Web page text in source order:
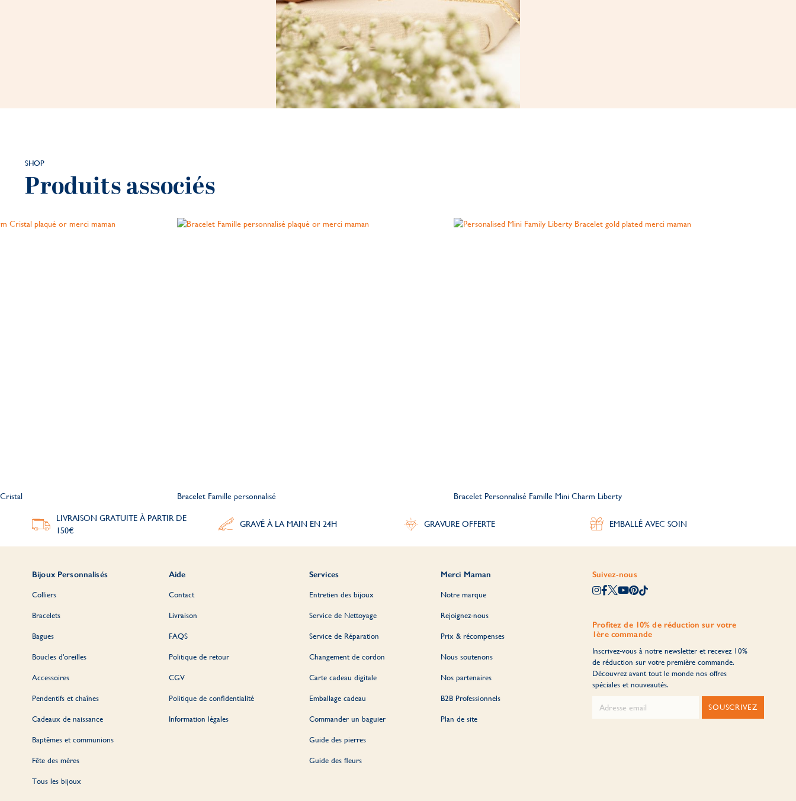
SHOP
Produits associés
Bracelet Famille personnalisé Bracelet Personnalisé Famille Mini Charm Liberty
LIVRAISON GRATUITE À PARTIR DE
150€
GRAVÉ À LA MAIN EN 24H GRAVURE OFFERTE EMBALLÉ AVEC SOIN
Bijoux Personnalisés
Colliers
Bracelets
Bagues
Boucles d'oreilles
Accessoires
Pendentifs et chaînes
Cadeaux de naissance
Baptêmes et communions
Fête des mères
Tous les bijoux
Aide
Contact
Livraison
FAQS
Politique de retour
CGV
Politique de confidentialité
Information légales
Services
Entretien des bijoux
Service de Nettoyage
Service de Réparation
Changement de cordon
Carte cadeau digitale
Emballage cadeau
Commander un baguier
Guide des pierres
Guide des fleurs
Merci Maman
Notre marque
Rejoignez-nous
Prix & récompenses
Nous soutenons
Nos partenaires
B2B Professionnels
Plan de site
Suivez-nous
Profitez de 10% de réduction sur votre
1ère commande
Inscrivez-vous à notre newsletter et recevez 10%
de réduction sur votre première commande.
Découvrez avant tout le monde nos offres
spéciales et nouveautés.
SOUSCRIVEZ